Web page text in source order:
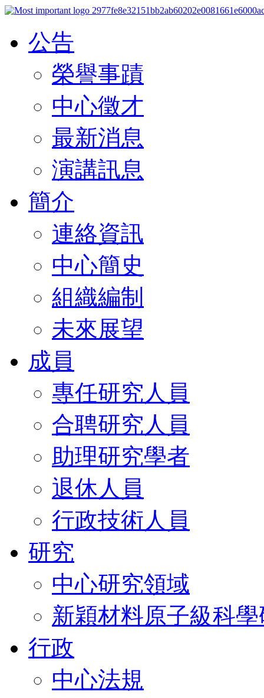
公告
榮譽事蹟
中心徵才
最新消息
演講訊息
簡介
連絡資訊
中心簡史
組織編制
未來展望
成員
專任研究人員
合聘研究人員
助理研究學者
退休人員
行政技術人員
研究
中心研究領域
新穎材料原子級科
行政
中心法規